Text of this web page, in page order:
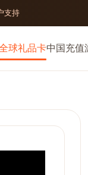
支持
球礼品卡中国充值